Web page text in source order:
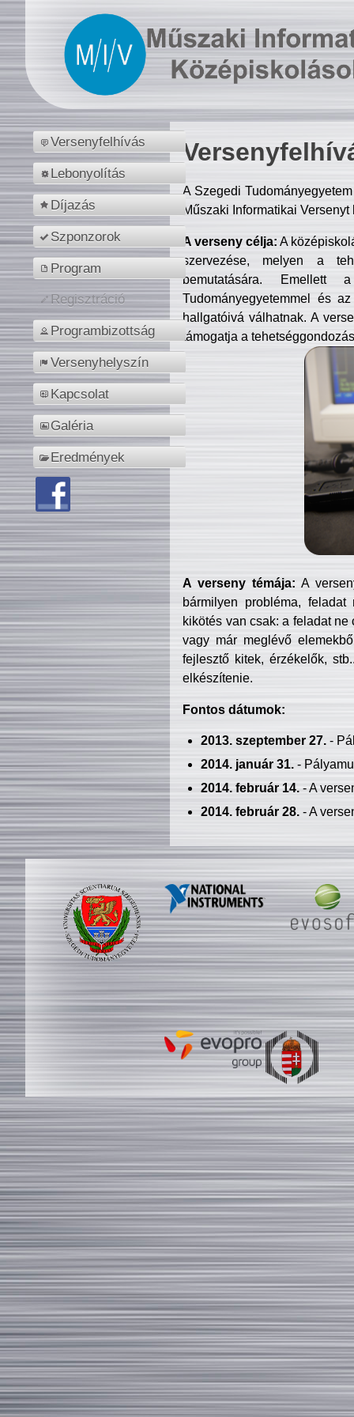
Versenyfelhívás
Lebonyolítás
Díjazás
Szponzorok
Program
Regisztráció
Programbizottság
Versenyhelyszín
Kapcsolat
Galéria
Eredmények
A Szegedi
Műszaki Informatikai
A verseny célja: A
szervezése, melyen a
bemutatására. Emellett
Tudományegyetemmel és
hallgatóivá válhatnak. A
támogatja a
A verseny témája: A
bármilyen probléma, feladat
kikötés van csak: a feladat
vagy már meglévő
fejlesztő kitek, érzékelők,
elkészítenie.
Fontos dátumok:
2013. szeptember 27.-
2014. január 31.-
2014. február 14.- A
2014. február 28.- A